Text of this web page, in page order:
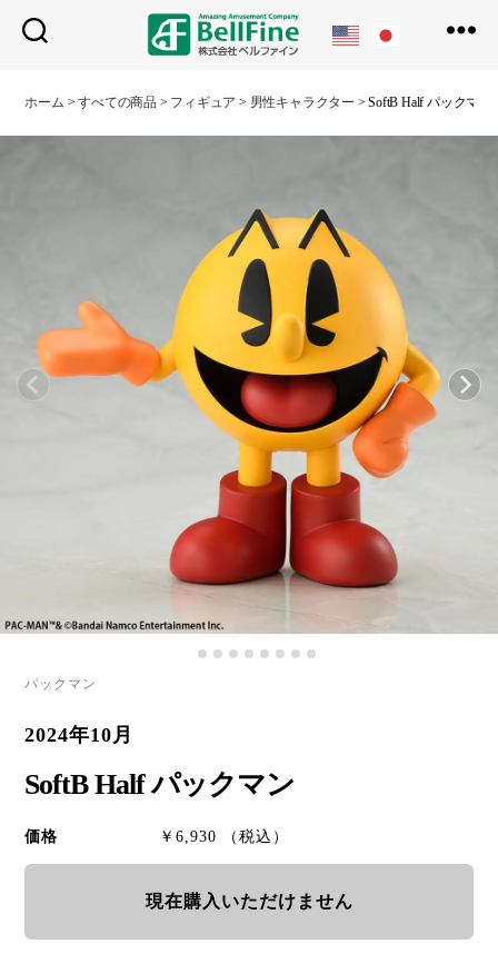
フ
イ
ホーム >すべての商品 > フィギュア > 男性キャラクター >SoftB Half パックマン
パックマン
2024年10月
SoftB Half パックマン
価格 ￥6,930 （税込）
現在購入いただけません